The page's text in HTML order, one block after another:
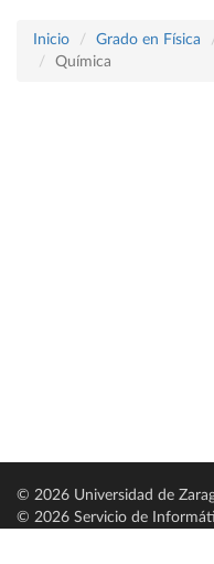
Inicio Grado en Física
Química
© 2026 Universidad de
© 2026 Servicio de